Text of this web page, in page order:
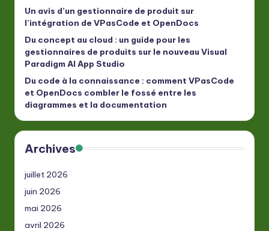
Un avis d’un gestionnaire de produit sur
l’intégration de VPasCode et OpenDocs
Du concept au cloud : un guide pour les
gestionnaires de produits sur le nouveau Visual
Paradigm AI App Studio
Du code à la connaissance : comment VPasCode
et OpenDocs combler le fossé entre les
diagrammes et la documentation
Archives
juillet 2026
juin 2026
mai 2026
avril 2026